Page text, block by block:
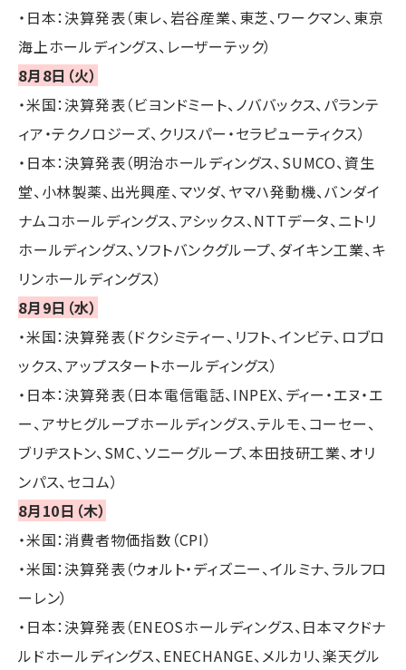
・日本：決算発表（東レ、岩谷産業、東芝、ワークマン、東京
海上ホールディングス、レーザーテック）
8月8日（火）
・米国：決算発表（ビヨンドミート、ノババックス、パランテ
ィア・テクノロジーズ、クリスパー・セラピューティクス）
・日本：決算発表（明治ホールディングス、SUMCO、資生
堂、小林製薬、出光興産、マツダ、ヤマハ発動機、バンダイ
ナムコホールディングス、アシックス、NTTデータ、ニトリ
ホールディングス、ソフトバンクグループ、ダイキン工業、キ
リンホールディングス）
8月9日（水）
・米国：決算発表（ドクシミティー、リフト、インビテ、ロブロ
ックス、アップスタートホールディングス）
・日本：決算発表（日本電信電話、INPEX、ディー・エヌ・エ
ー、アサヒグループホールディングス、テルモ、コーセー、
ブリヂストン、SMC、ソニーグループ、本田技研工業、オリ
ンパス、セコム）
8月10日（木）
・米国：消費者物価指数（CPI）
・米国：決算発表（ウォルト・ディズニー、イルミナ、ラルフロ
ーレン）
・日本：決算発表（ENEOSホールディングス、日本マクドナ
ルドホールディングス、ENECHANGE、メルカリ、楽天グル